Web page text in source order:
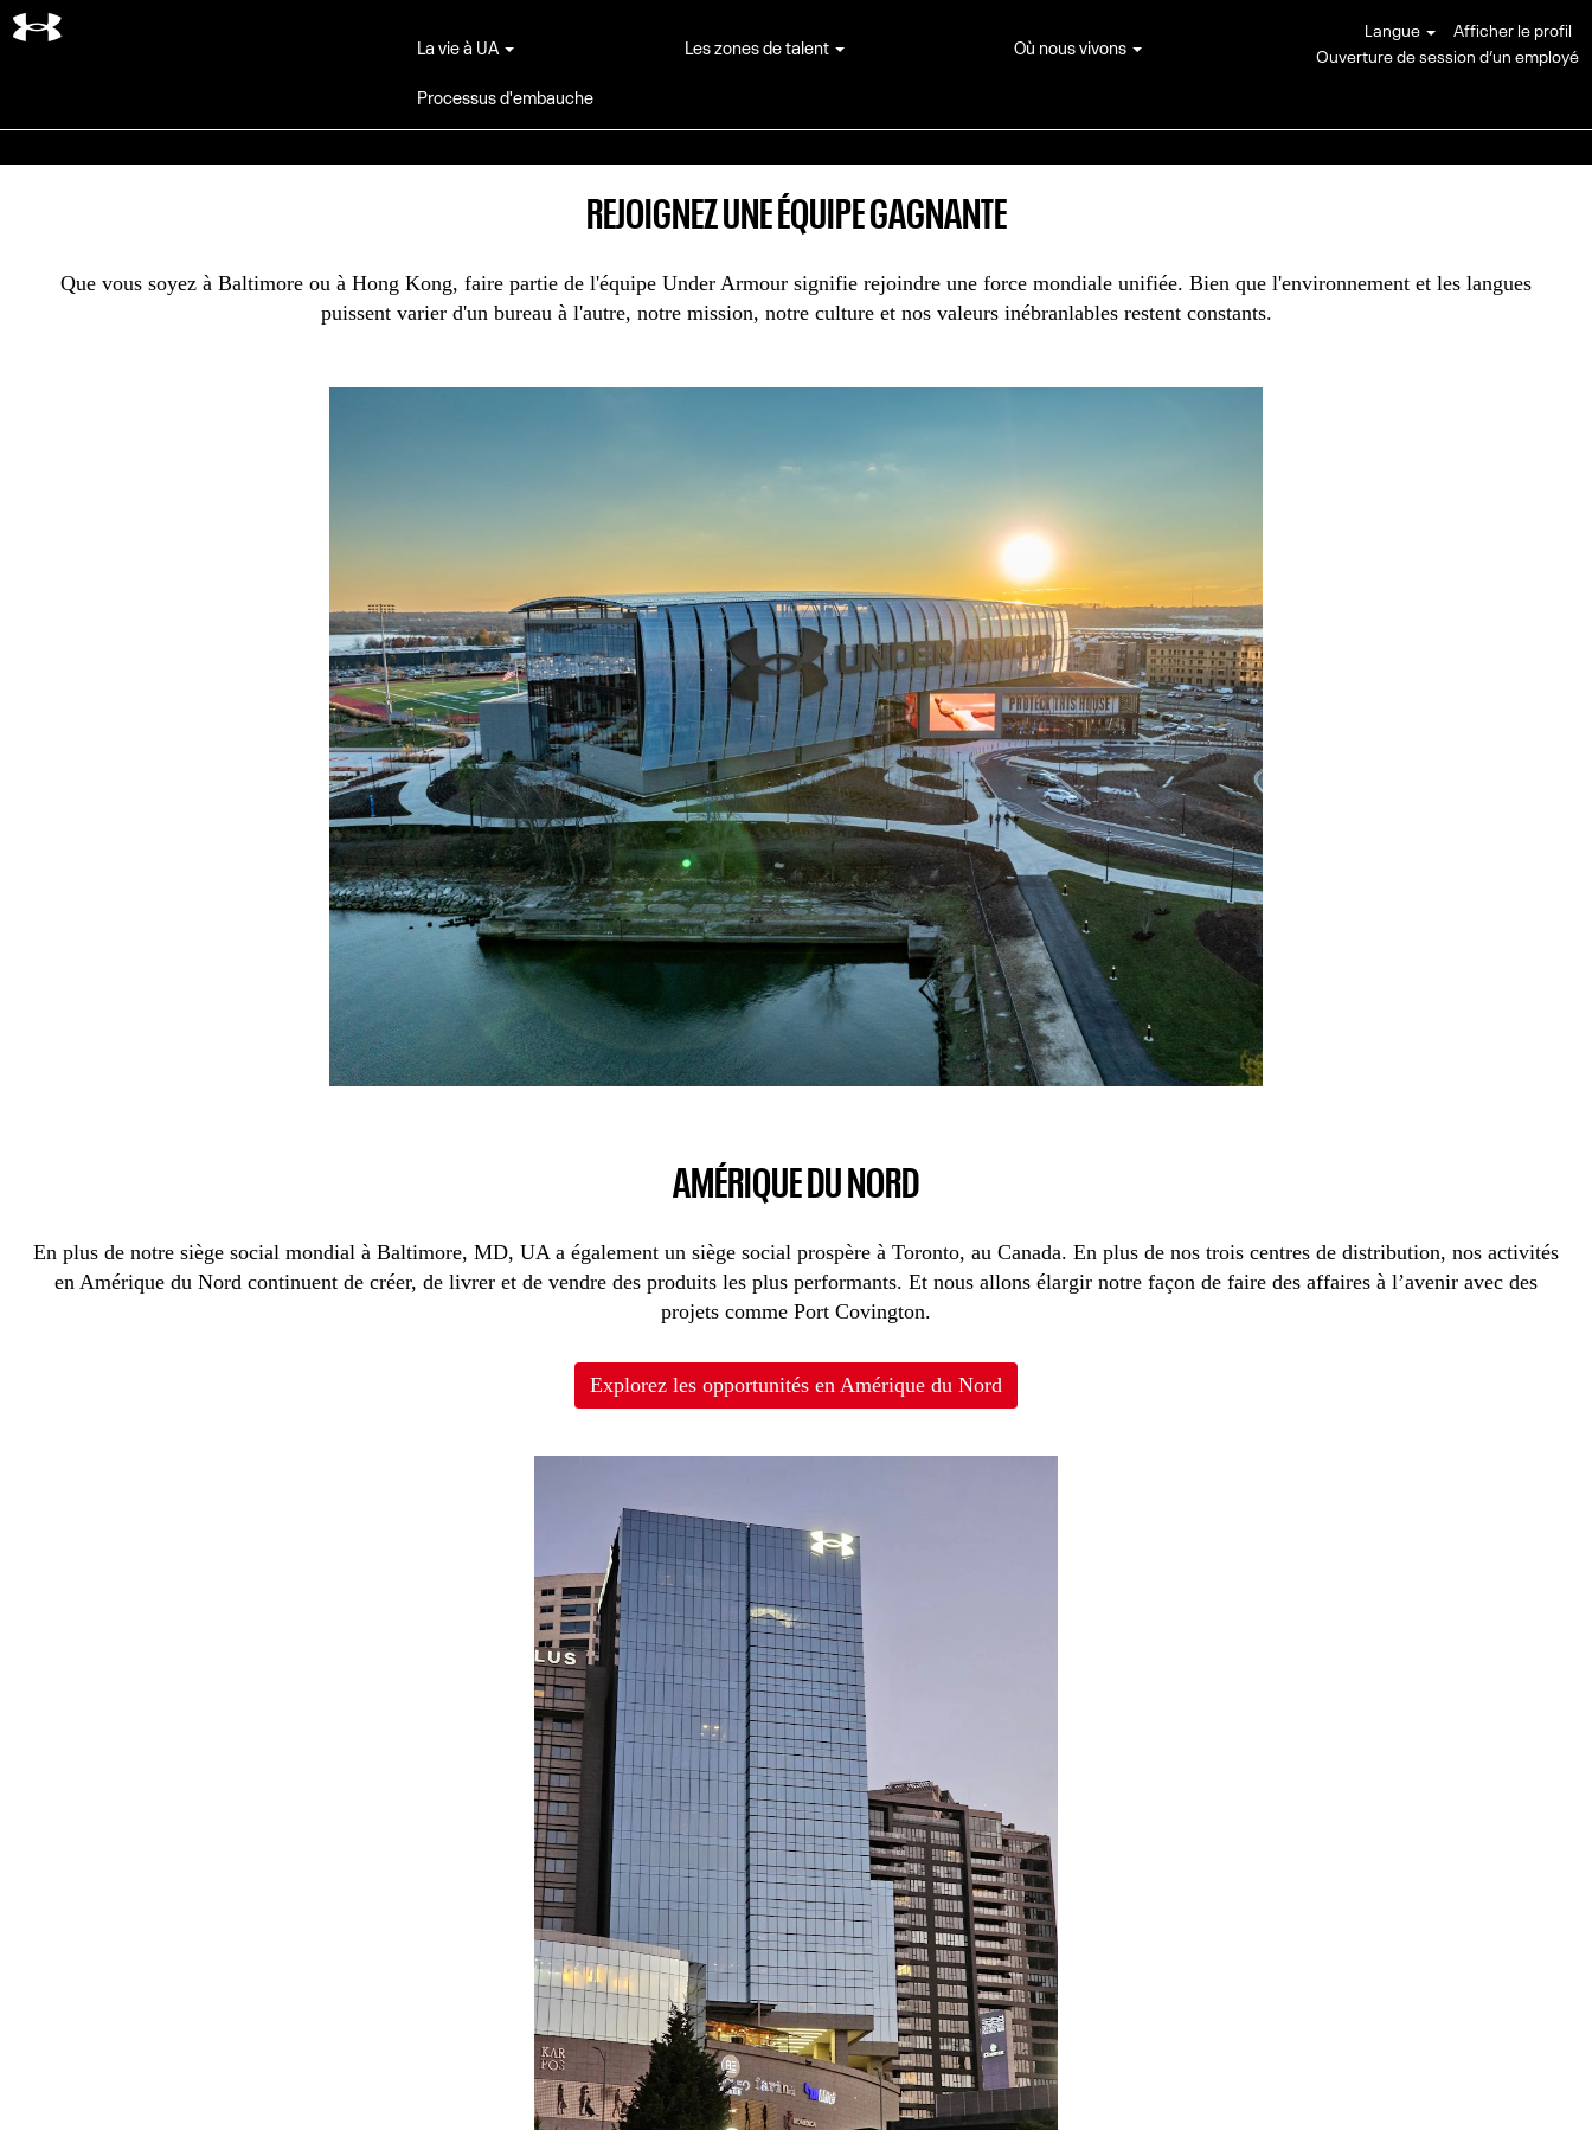
La vie à UA Les zones de talent Où nous vivons
Processus d'embauche
Langue
Afficher le profil
Ouverture de session d’un employé
Rechercher par lieu de travail
REJOIGNEZ UNE ÉQUIPE GAGNANTE
Que vous soyez à Baltimore ou à Hong Kong, faire partie de l'équipe Under Armour signifie rejoindre une force mondiale unifiée. Bien que l'environnement et les langues
puissent varier d'un bureau à l'autre, notre mission, notre culture et nos valeurs inébranlables restent constants.
AMÉRIQUE DU NORD
En plus de notre siège social mondial à Baltimore, MD, UA a également un siège social prospère à Toronto, au Canada. En plus de nos trois centres de distribution, nos activités
en Amérique du Nord continuent de créer, de livrer et de vendre des produits les plus performants. Et nous allons élargir notre façon de faire des affaires à l’avenir avec des
projets comme Port Covington.
Explorez les opportunités en Amérique du Nord